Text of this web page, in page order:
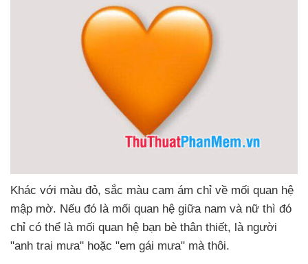
Khác với màu đỏ, sắc màu cam ám chỉ về mối quan hệ
mập mờ. Nếu đó là mối quan hệ giữa nam và nữ thì đó
chỉ có thể là mối quan hệ bạn bè thân thiết, là người
"anh trai mưa" hoặc "em gái mưa" mà thôi.